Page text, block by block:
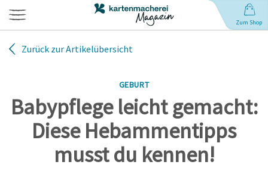
Zum Shop
Babynamen
Geburtstag
Zurück zur Artikelübersicht
GEBURT
Babypflege leicht gemacht:
Diese Hebammentipps
musst du kennen!